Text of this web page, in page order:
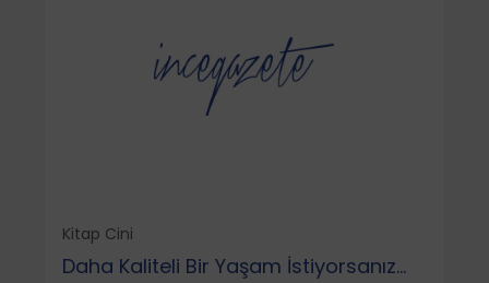
Kitap Cini
Daha Kaliteli Bir Yaşam İstiyorsanız...